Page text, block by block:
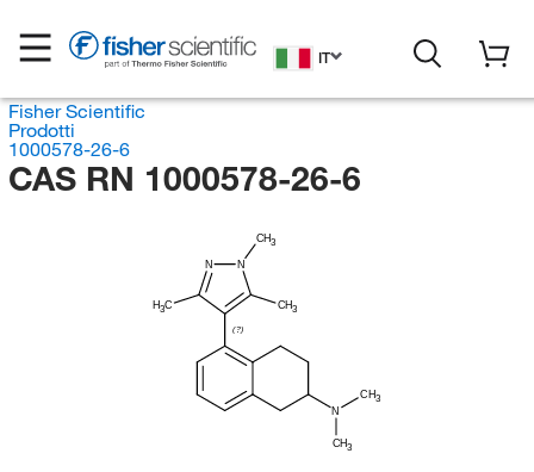
IT
Fisher Scientific
Prodotti
1000578-26-6
CAS RN 1000578-26-6
CH3
N N
CH3
H3C
N
CH3
CH3
(?)